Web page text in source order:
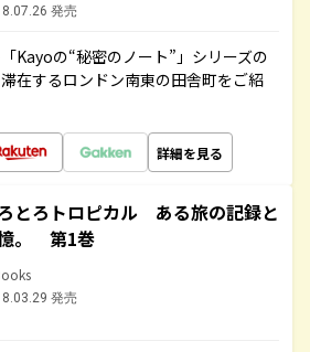
発売
Kayoの“秘密のノート”」シリーズの
在するロンドン南東の田舎町をご紹
詳細を見る
とろトロピカル ある旅の記録と
。 第1巻
発売